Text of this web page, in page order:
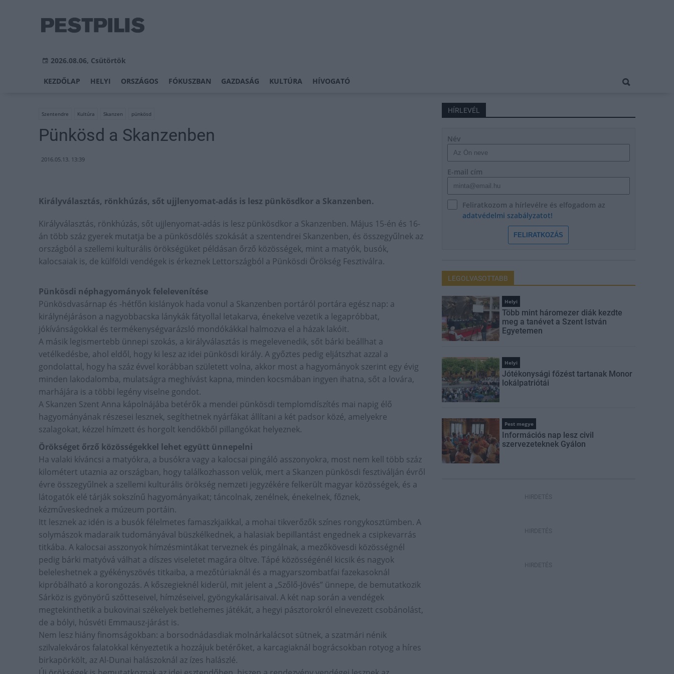
2026.08.06, Csütörtök
KEZDŐLAP HELYI ORSZÁGOS FÓKUSZBAN GAZDASÁG KULTÚRA HÍVOGATÓ
Szentendre Kultúra Skanzen pünkösd
Pünkösd a Skanzenben
2016.05.13. 13:39
Királyválasztás, rönkhúzás, sőt ujjlenyomat-adás is lesz pünkösdkor a Skanzenben.
Királyválasztás, rönkhúzás, sőt ujjlenyomat-adás is lesz pünkösdkor a Skanzenben. Május 15-én és 16-
án több száz gyerek mutatja be a pünkösdölés szokását a szentendrei Skanzenben, és összegyűlnek az
országból a szellemi kulturális örökségüket példásan őrző közösségek, mint a matyók, busók,
kalocsaiak is, de külföldi vendégek is érkeznek Lettországból a Pünkösdi Örökség Fesztiválra.
Pünkösdi néphagyományok felelevenítése
Pünkösdvasárnap és -hétfőn kislányok hada vonul a Skanzenben portáról portára egész nap: a
királynéjáráson a nagyobbacska lánykák fátyollal letakarva, énekelve vezetik a legapróbbat,
jókívánságokkal és termékenységvarázsló mondókákkal halmozva el a házak lakóit.
A másik legismertebb ünnepi szokás, a királyválasztás is megelevenedik, sőt bárki beállhat a
vetélkedésbe, ahol eldől, hogy ki lesz az idei pünkösdi király. A győztes pedig eljátszhat azzal a
gondolattal, hogy ha száz évvel korábban született volna, akkor most a hagyományok szerint egy évig
minden lakodalomba, mulatságra meghívást kapna, minden kocsmában ingyen ihatna, sőt a lovára,
marhájára is a többi legény viselne gondot.
A Skanzen Szent Anna kápolnájába betérők a mendei pünkösdi templomdíszítés mai napig élő
hagyományának részesei lesznek, segíthetnek nyárfákat állítani a két padsor közé, amelyekre
szalagokat, kézzel hímzett és horgolt kendőkből pillangókat helyeznek.
Örökséget őrző közösségekkel lehet együtt ünnepelni
Ha valaki kíváncsi a matyókra, a busókra vagy a kalocsai pingáló asszonyokra, most nem kell több száz
kilométert utaznia az országban, hogy találkozhasson velük, mert a Skanzen pünkösdi fesztiválján évről
évre összegyűlnek a szellemi kulturális örökség nemzeti jegyzékére felkerült magyar közösségek, és a
látogatók elé tárják sokszínű hagyományaikat; táncolnak, zenélnek, énekelnek, főznek,
kézműveskednek a múzeum portáin.
Itt lesznek az idén is a busók félelmetes famaszkjaikkal, a mohai tikverőzők színes rongykosztümben. A
solymászok madaraik tudományával büszkélkednek, a halasiak bepillantást engednek a csipkevarrás
titkába. A kalocsai asszonyok hímzésmintákat terveznek és pingálnak, a mezőkövesdi közösségnél
pedig bárki matyóvá válhat a díszes viseletet magára öltve. Tápé közösségénél kicsik és nagyok
beleleshetnek a gyékényszövés titkaiba, a mezőtúriaknál és a magyarszombatfai fazekasoknál
kipróbálható a korongozás. A kőszegieknél kiderül, mit jelent a „Szőlő-Jövés” ünnepe, de bemutatkozik
Sárköz is gyönyörű szőtteseivel, hímzéseivel, gyöngykalárisaival. A két nap során a vendégek
megtekinthetik a bukovinai székelyek betlehemes játékát, a hegyi pásztorokról elnevezett csobánolást,
de a bólyi, húsvéti Emmausz-járást is.
Nem lesz hiány finomságokban: a borsodnádasdiak molnárkalácsot sütnek, a szatmári nénik
szilvalekváros falatokkal kényeztetik a hozzájuk betérőket, a karcagiaknál bográcsokban rotyog a híres
birkapörkölt, az Al-Dunai halászoknál az ízes halászlé.
HÍRLEVÉL
Név
E-mail cím
Feliratkozom a hírlevélre és elfogadom az
adatvédelmi szabályzatot!
FELIRATKOZÁS
LEGOLVASOTTABB
Helyi
Több mint háromezer diák kezdte
meg a tanévet a Szent István
Egyetemen
Helyi
Jótékonysági főzést tartanak Monor
lokálpatriótái
Pest megye
Információs nap lesz civil
szervezeteknek Gyálon
HIRDETÉS
HIRDETÉS
HIRDETÉS